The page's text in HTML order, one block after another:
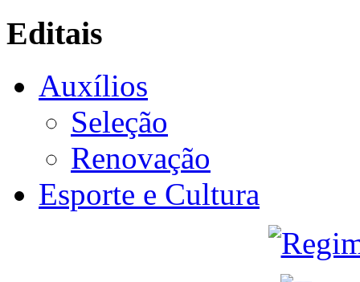
Editais
Auxílios
Seleção
Renovação
Esporte e Cultura